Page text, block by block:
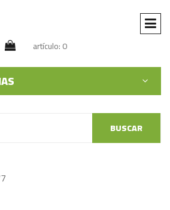
artículo: 0
BUSCAR